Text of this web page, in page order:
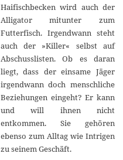
Haifischbecken wird auch der
Alligator mitunter zum
Futterfisch. Irgendwann steht
auch der »Killer« selbst auf
Abschusslisten. Ob es daran
liegt, dass der einsame Jäger
irgendwann doch menschliche
Beziehungen eingeht? Er kann
und will ihnen nicht
entkommen. Sie gehören
ebenso zum Alltag wie Intrigen
zu seinem Geschäft.